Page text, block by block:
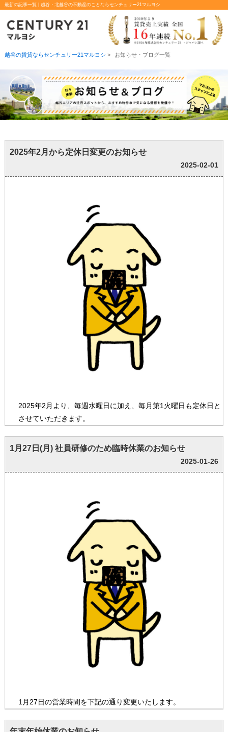
最新の記事一覧 | 越谷・北越谷の不動産のことならセンチュリー21マルヨシ
越谷の賃貸ならセンチュリー21マルヨシ > お知らせ・ブログ一覧
2025年2月から定休日変更のお知らせ
2025-02-01
2025年2月より、毎週水曜日に加え、毎月第1火曜日も定休日と
させていただきます。
1月27日(月) 社員研修のため臨時休業のお知らせ
2025-01-26
1月27日の営業時間を下記の通り変更いたします。